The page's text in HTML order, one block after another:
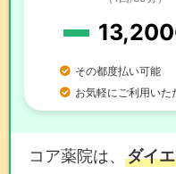
その都度払い可能
お気軽にご利用いた
コア薬院は、 ダイ